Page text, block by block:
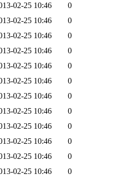
02-25 10:46
0
02-25 10:46
0
02-25 10:46
0
02-25 10:46
0
02-25 10:46
0
02-25 10:46
0
02-25 10:46
0
02-25 10:46
0
02-25 10:46
0
02-25 10:46
0
02-25 10:46
0
02-25 10:46
0